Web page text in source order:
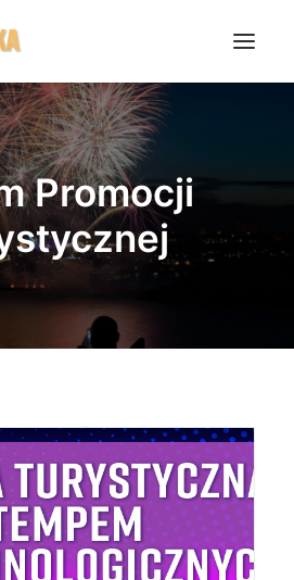
Promocji